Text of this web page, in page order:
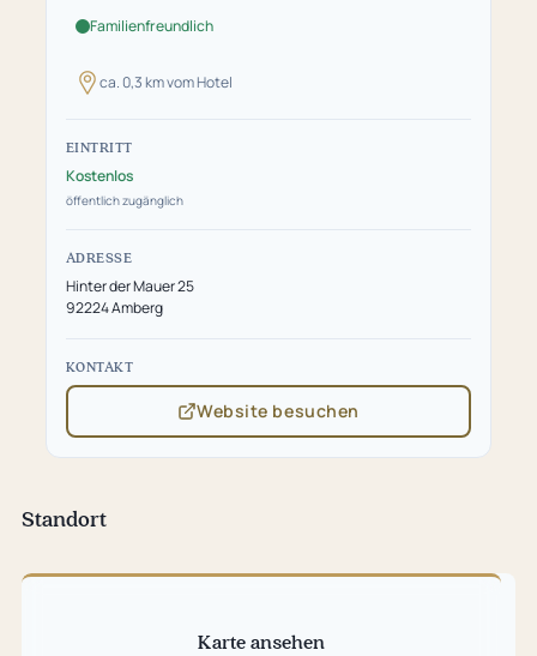
Familienfreundlich
ca. 0,3 km vom Hotel
EINTRITT
Kostenlos
öffentlich zugänglich
ADRESSE
Hinter der Mauer 25
92224 Amberg
KONTAKT
Website besuchen
(öffnet
in
Standort
Karte
Karte ansehen